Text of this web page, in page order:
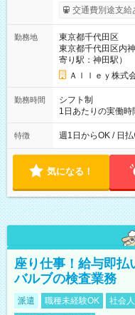
給与は本採用時と
交通費別途支給
勤務地
東京都千代田区
東京都千代田区内
寄り駅：神田駅）
Ａｌｌｅｙ株式
勤務時間
シフト制
1日あたりの実働
実働時間：1-5時間
能！ └平日・土曜
18:00 などの
特徴 週1日からOK / 日
気になる！
座り仕事！給与即払
バルブの検査業務
派遣 職種未経験OK 社会